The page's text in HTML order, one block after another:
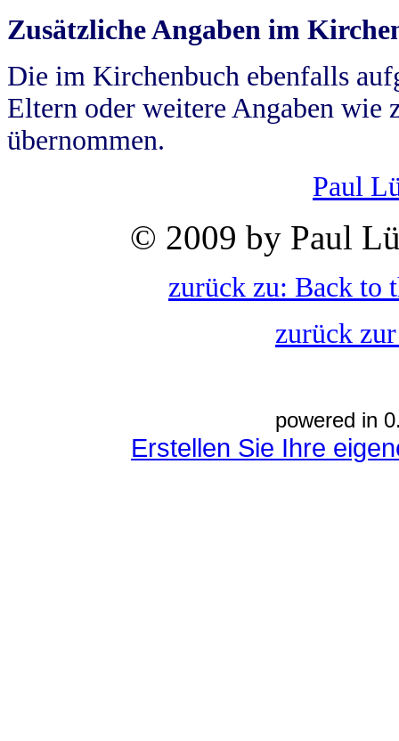
Zusätzliche Angaben im
Die im Kirchenbuch ebenfalls
Eltern oder weitere Angaben wie
übernommen.
Paul
© 2009 by Paul
zurück zu: Back to
zurück
powered in
Erstellen Sie Ihre